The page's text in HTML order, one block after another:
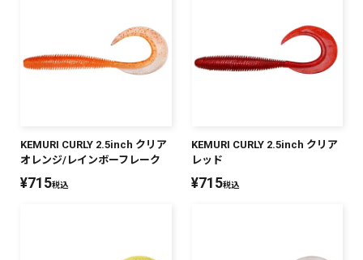
在庫あり
全て
KEMURI CURLY 2.5inch クリア
オレンジ/レインボーフレーク
¥715税込
KEMURI CURLY 2.5inch クリア
レッド
¥715税込